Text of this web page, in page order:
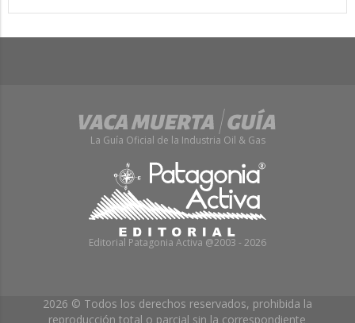
La Guía Oficial de la Industria Oil & Gas
Editorial Patagonia Activa @2003 - 2026
2026 © Todos los derechos reservados, prohibida la
reproducción total o parcial sin la correspondiente